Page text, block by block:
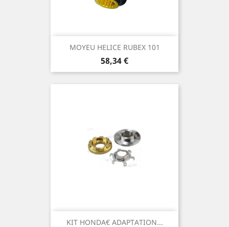
MOYEU HELICE RUBEX 101
Prix
58,34 €
KIT HONDA€ ADAPTATION...